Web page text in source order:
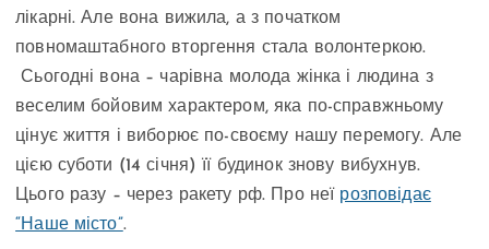
лікарні. Але вона вижила, а з початком
повномаштабного вторгення стала волонтеркою.
Сьогодні вона – чарівна молода жінка і людина з
веселим бойовим характером, яка по-справжньому
цінує життя і виборює по-своєму нашу перемогу. Але
цією суботи (14 січня) її будинок знову вибухнув.
Цього разу – через ракету рф. Про неї розповідає
“Наше місто”.